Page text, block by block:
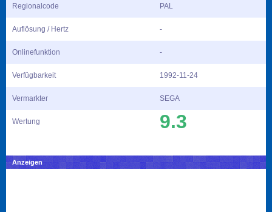
Regionalcode PAL
Auflösung / Hertz -
Onlinefunktion -
Verfügbarkeit 1992-11-24
Vermarkter SEGA
Wertung 9.3
Anzeigen